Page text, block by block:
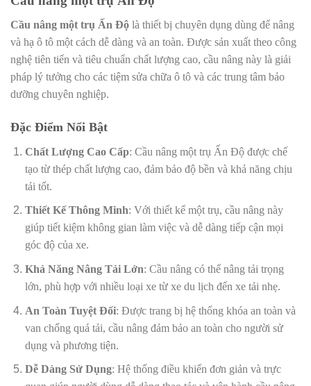
Cầu nâng một trụ Ấn Độ là thiết bị chuyên dụng dùng để nâng
và hạ ô tô một cách dễ dàng và an toàn. Được sản xuất theo công
nghệ tiên tiến và tiêu chuẩn chất lượng cao, cầu nâng này là giải
pháp lý tưởng cho các tiệm sửa chữa ô tô và các trung tâm bảo
dưỡng chuyên nghiệp.
Đặc Điểm Nổi Bật
Chất Lượng Cao Cấp: Cầu nâng một trụ Ấn Độ được chế
tạo từ thép chất lượng cao, đảm bảo độ bền và khả năng chịu
tải tốt.
Thiết Kế Thông Minh: Với thiết kế một trụ, cầu nâng này
giúp tiết kiệm không gian làm việc và dễ dàng tiếp cận mọi
góc độ của xe.
Khả Năng Nâng Tải Lớn: Cầu nâng có thể nâng tải trọng
lớn, phù hợp với nhiều loại xe từ xe du lịch đến xe tải nhẹ.
An Toàn Tuyệt Đối: Được trang bị hệ thống khóa an toàn và
van chống quá tải, cầu nâng đảm bảo an toàn cho người sử
dụng và phương tiện.
Dễ Dàng Sử Dụng: Hệ thống điều khiển đơn giản và trực